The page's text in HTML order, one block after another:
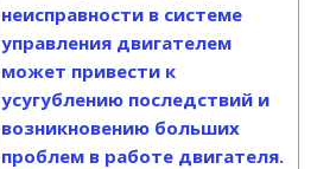
неисправности в системе
управления двигателем
может привести к
усугублению последствий и
возникновению больших
проблем в работе двигателя.